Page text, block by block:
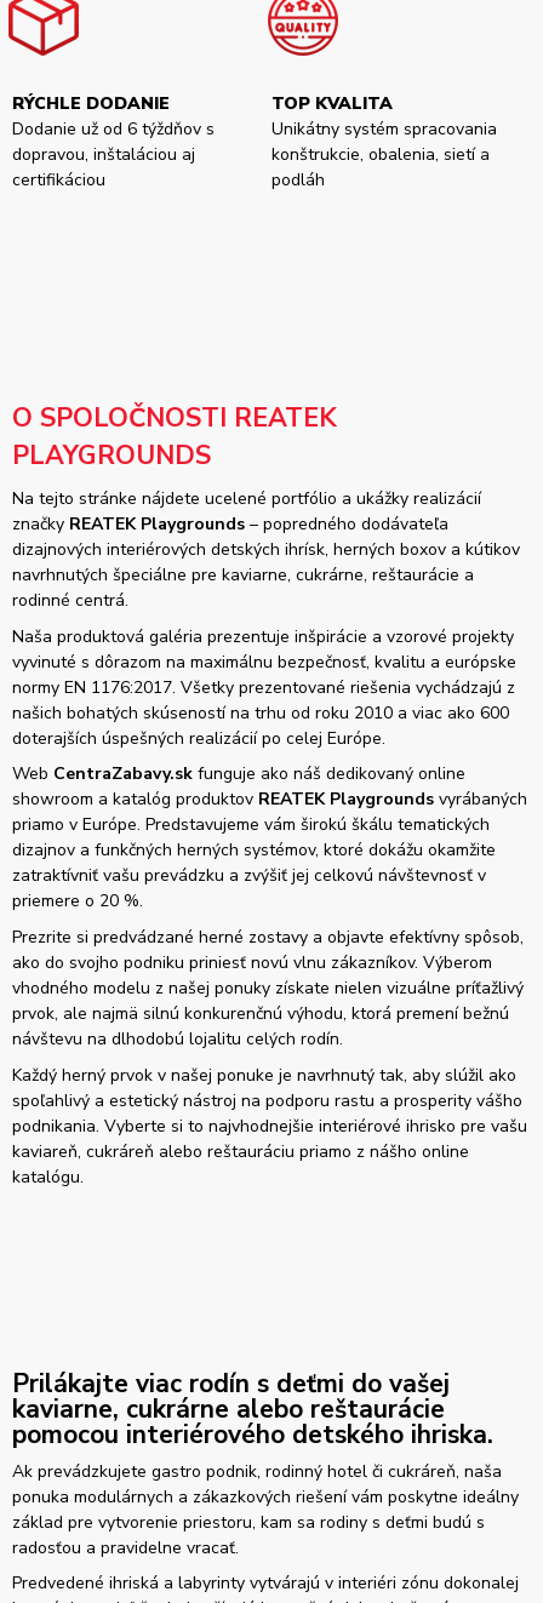
RÝCHLE DODANIE
Dodanie už od 6 týždňov s
dopravou, inštaláciou aj
certifikáciou
TOP KVALITA
Unikátny systém spracovania
konštrukcie, obalenia, sietí a
podláh
O SPOLOČNOSTI REATEK
PLAYGROUNDS
Na tejto stránke nájdete ucelené portfólio a ukážky realizácií
značky REATEK Playgrounds – popredného dodávateľa
dizajnových interiérových detských ihrísk, herných boxov a kútikov
navrhnutých špeciálne pre kaviarne, cukrárne, reštaurácie a
rodinné centrá.
Naša produktová galéria prezentuje inšpirácie a vzorové projekty
vyvinuté s dôrazom na maximálnu bezpečnosť, kvalitu a európske
normy EN 1176:2017. Všetky prezentované riešenia vychádzajú z
našich bohatých skúseností na trhu od roku 2010 a viac ako 600
doterajších úspešných realizácií po celej Európe.
Web CentraZabavy.sk funguje ako náš dedikovaný online
showroom a katalóg produktov REATEK Playgrounds vyrábaných
priamo v Európe. Predstavujeme vám širokú škálu tematických
dizajnov a funkčných herných systémov, ktoré dokážu okamžite
zatraktívniť vašu prevádzku a zvýšiť jej celkovú návštevnosť v
priemere o 20 %.
Prezrite si predvádzané herné zostavy a objavte efektívny spôsob,
ako do svojho podniku priniesť novú vlnu zákazníkov. Výberom
vhodného modelu z našej ponuky získate nielen vizuálne príťažlivý
prvok, ale najmä silnú konkurenčnú výhodu, ktorá premení bežnú
návštevu na dlhodobú lojalitu celých rodín.
Každý herný prvok v našej ponuke je navrhnutý tak, aby slúžil ako
spoľahlivý a estetický nástroj na podporu rastu a prosperity vášho
podnikania. Vyberte si to najvhodnejšie interiérové ihrisko pre vašu
kaviareň, cukráreň alebo reštauráciu priamo z nášho online
katalógu.
Prilákajte viac rodín s deťmi do vašej
kaviarne, cukrárne alebo reštaurácie
pomocou interiérového detského ihriska.
Ak prevádzkujete gastro podnik, rodinný hotel či cukráreň, naša
ponuka modulárnych a zákazkových riešení vám poskytne ideálny
základ pre vytvorenie priestoru, kam sa rodiny s deťmi budú s
radosťou a pravidelne vracať.
Predvedené ihriská a labyrinty vytvárajú v interiéri zónu dokonalej